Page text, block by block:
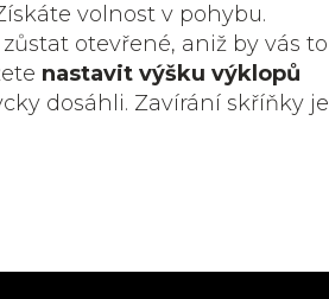
volnost v pohybu.
otevřené, aniž by vás to
nastavit výšku výklopů
dosáhli. Zavírání skříňky je